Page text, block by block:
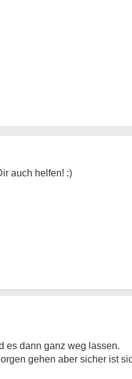
es dann ganz weg lassen.
gehen aber sicher ist